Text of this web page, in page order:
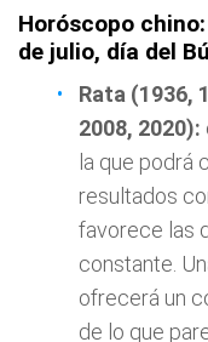
Horóscopo
de julio, día del
Rata (1936,
2008, 2020):
la que podrá
resultados
favorece las
constante.
ofrecerá un
de lo que